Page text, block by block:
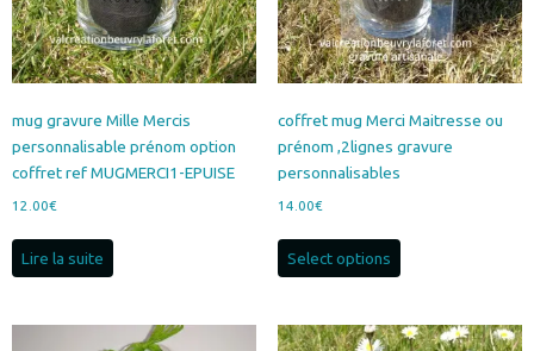
mug gravure Mille Mercis
personnalisable prénom option
coffret ref MUGMERCI1-EPUISE
12.00€
Lire la suite
coffret mug Merci Maitresse ou
prénom ,2lignes gravure
personnalisables
14.00€
Select options